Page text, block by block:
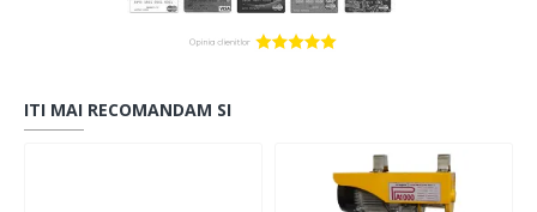
ITI MAI RECOMANDAM SI